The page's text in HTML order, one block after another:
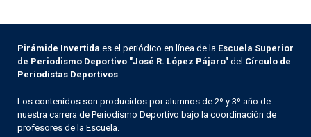
Pirámide Invertida es el periódico en línea de la Escuela Superior
de Periodismo Deportivo "José R. López Pájaro" del Círculo de
Periodistas Deportivos
Los contenidos son producidos por alumnos de 2º y 3º año de
nuestra carrera de Periodismo Deportivo bajo la coordinación de
profesores de la Escuela.